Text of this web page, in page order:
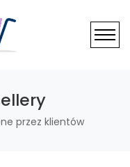
przez klientów